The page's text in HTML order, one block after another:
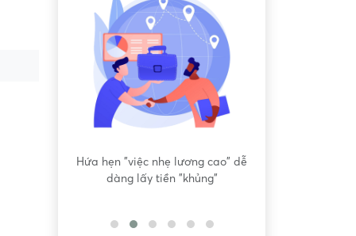
Hứa hẹn "việc nhẹ lương cao" dễ
dàng lấy tiền "khủng"